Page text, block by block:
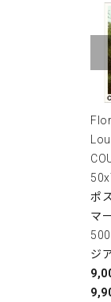
ポ
マ
ジ